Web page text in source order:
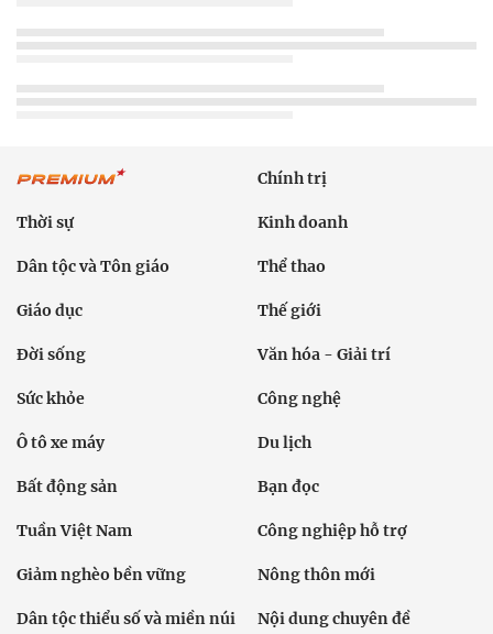
Chính trị
Thời sự Kinh doanh
Dân tộc và Tôn giáo Thể thao
Giáo dục Thế giới
Đời sống Văn hóa - Giải trí
Sức khỏe Công nghệ
Ô tô xe máy Du lịch
Bất động sản Bạn đọc
Tuần Việt Nam Công nghiệp hỗ trợ
Giảm nghèo bền vững Nông thôn mới
Dân tộc thiểu số và miền núi Nội dung chuyên đề